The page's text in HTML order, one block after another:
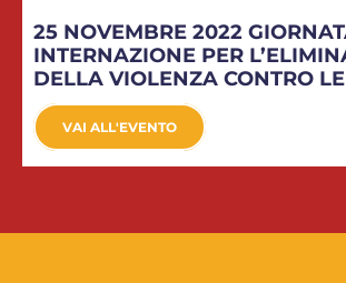
25 NOVEMBRE 2022
INTERNAZIONE PER
DELLA VIOLENZA CONTRO
VAI ALL'EVENTO